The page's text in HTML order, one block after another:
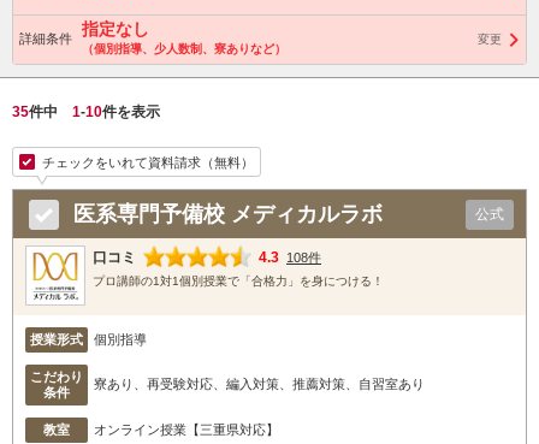
詳細条件 指定なし
（個別指導、少人数制、寮ありなど）
変更
35件中 1-10件を表示
チェックをいれて資料請求（無料）
医系専門予備校 メディカルラボ 公式
口コミ 4.3 108件
プロ講師の1対1個別授業で「合格力」を身につける！
授業形式 個別指導
こだわり
条件
寮あり、再受験対応、編入対策、推薦対策、自習室あり
教室 オンライン授業【三重県対応】